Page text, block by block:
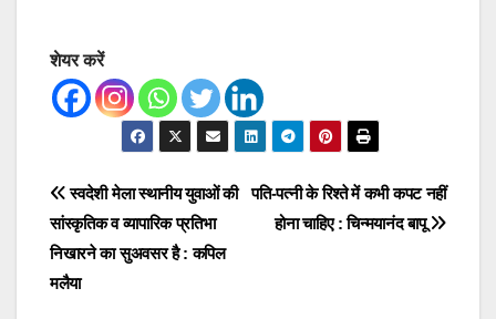
शेयर करें
Post
navigation
पति-पत्नी के रिश्ते में कभी कपट नहीं
होना चाहिए : चिन्मयानंद बापू
स्वदेशी मेला स्थानीय युवाओं की
सांस्कृतिक व व्यापारिक प्रतिभा
निखारने का सुअवसर है : कपिल
मलैया